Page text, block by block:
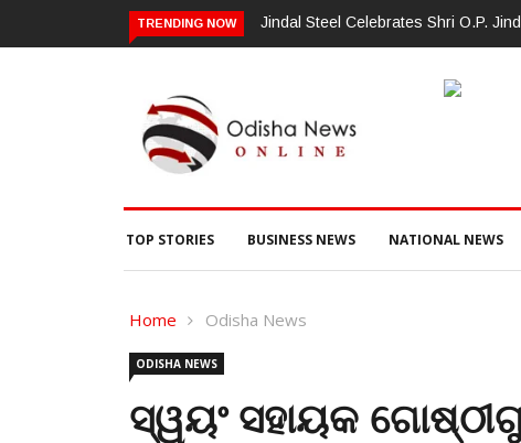
TRENDING NOWJindal Steel Celebrates Shri O.P. Jindal’s
TOP STORIES BUSINESS NEWS NATIONAL NEWS
Home Odisha News
ODISHA NEWS
ସ୍ୱୟଂ ସହାୟକ